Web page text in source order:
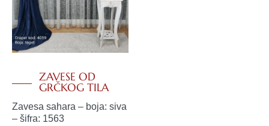
ZAVESE OD
GRČKOG TILA
Zavesa sahara – boja: siva
– šifra: 1563